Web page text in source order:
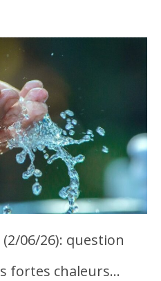
06/26): question
fortes chaleurs…